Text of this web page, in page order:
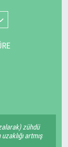
zühdü
artmış